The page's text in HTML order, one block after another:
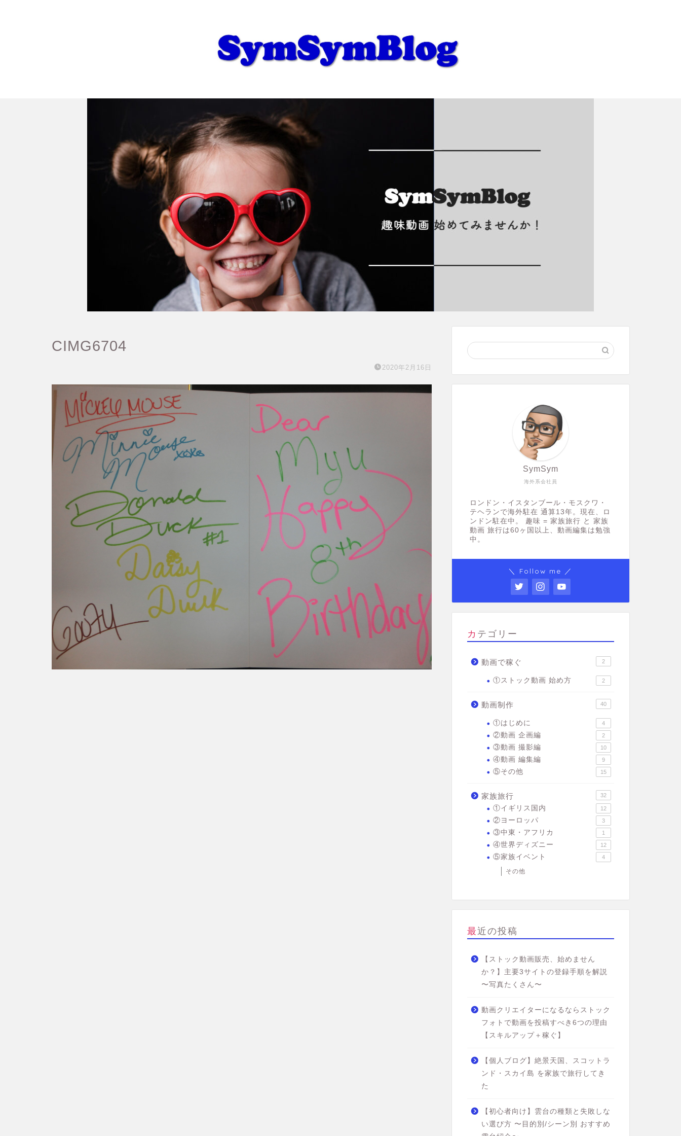
CIMG6704
2020年2月16日
海外系会社員
SymSym
ロンドン・イスタンブール・モスクワ・
テヘランで海外駐在 通算13年。現在、ロ
ンドン駐在中。 趣味 = 家族旅行 と 家族
動画 旅行は60ヶ国以上、動画編集は勉強
中。
＼ Follow me ／
カテゴリー
動画で稼ぐ 2
①ストック動画 始め方 2
動画制作 40
①はじめに 4
②動画 企画編 2
③動画 撮影編 10
④動画 編集編 9
⑤その他 15
家族旅行 32
①イギリス国内 12
②ヨーロッパ 3
③中東・アフリカ 1
④世界ディズニー 12
⑤家族イベント 4
その他
最近の投稿
【ストック動画販売、始めません
か？】主要3サイトの登録手順を解説
〜写真たくさん〜
動画クリエイターになるならストック
フォトで動画を投稿すべき6つの理由
【スキルアップ＋稼ぐ】
【個人ブログ】絶景天国、スコットラ
ンド・スカイ島 を家族で旅行してき
た
【初心者向け】雲台の種類と失敗しな
い選び方 〜目的別/シーン別 おすすめ